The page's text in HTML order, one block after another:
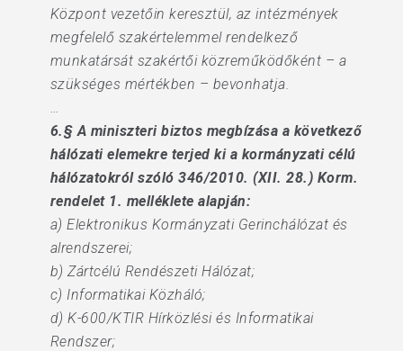
Központ vezetőin keresztül, az intézmények
megfelelő szakértelemmel rendelkező
munkatársát szakértői közreműködőként – a
szükséges mértékben – bevonhatja.
…
6.§ A miniszteri biztos megbízása a következő
hálózati elemekre terjed ki a kormányzati célú
hálózatokról szóló 346/2010. (XII. 28.) Korm.
rendelet 1. melléklete alapján:
a) Elektronikus Kormányzati Gerinchálózat és
alrendszerei;
b) Zártcélú Rendészeti Hálózat;
c) Informatikai Közháló;
d) K-600/KTIR Hírközlési és Informatikai
Rendszer;